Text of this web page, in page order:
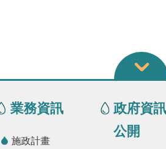
業務資訊
施政計畫
政府資訊
公開